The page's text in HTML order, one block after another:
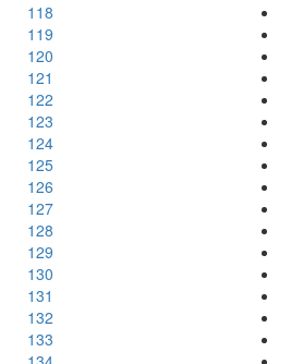
118
119
120
121
122
123
124
125
126
127
128
129
130
131
132
133